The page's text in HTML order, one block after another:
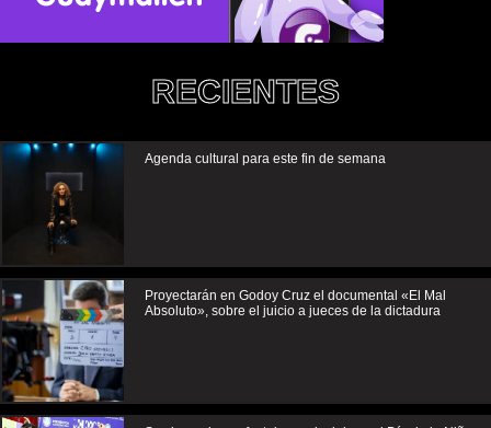
RECIENTES
Agenda cultural para este fin de semana
Proyectarán en Godoy Cruz el documental «El Mal
Absoluto», sobre el juicio a jueces de la dictadura